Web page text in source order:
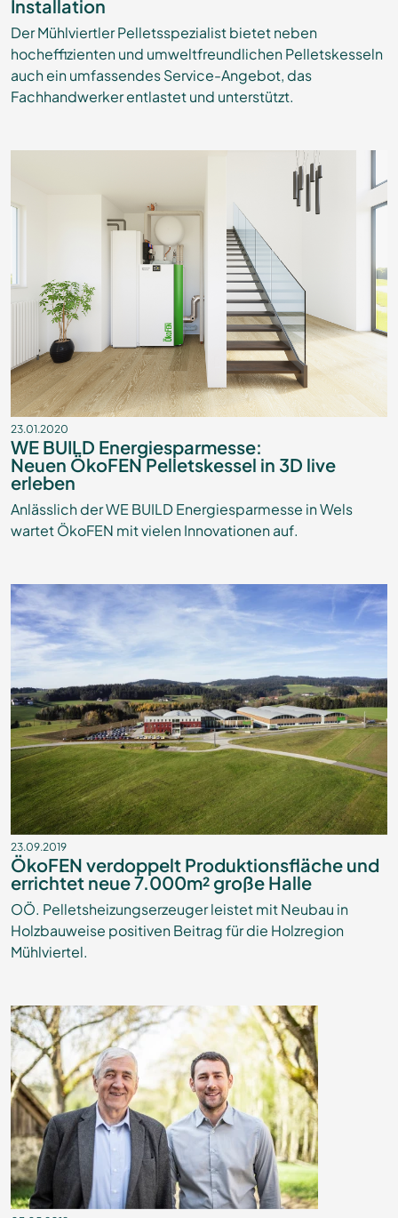
Installation
Der Mühlviertler Pelletsspezialist bietet neben
hocheffizienten und umweltfreundlichen Pelletskesseln
auch ein umfassendes Service-Angebot, das
Fachhandwerker entlastet und unterstützt.
23.01.2020
WE BUILD Energiesparmesse:
Neuen ÖkoFEN Pelletskessel in 3D live
erleben
Anlässlich der WE BUILD Energiesparmesse in Wels
wartet ÖkoFEN mit vielen Innovationen auf.
23.09.2019
ÖkoFEN verdoppelt Produktionsfläche und
errichtet neue 7.000m² große Halle
OÖ. Pelletsheizungserzeuger leistet mit Neubau in
Holzbauweise positiven Beitrag für die Holzregion
Mühlviertel.